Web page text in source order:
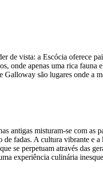
de vista: a Escócia oferece
onde apenas uma rica
são lugares onde a
antigas misturam-se com as
fadas. A cultura vibrante e
se perpetuam através das
experiência culinária